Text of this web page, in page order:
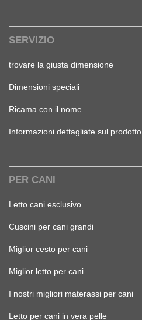
SERVIZIO
trovare la giusta dimensione
Dimensioni speciali
Ricama con il nome
Informazioni dettagliate sul prodotto
PER CANI
Letto cani esclusivo
Cuscini per cani grandi
Miglior cesto per cani
Miglior letto per cani
I nostri migliori materassi per cani
Letto per cani in vera pelle